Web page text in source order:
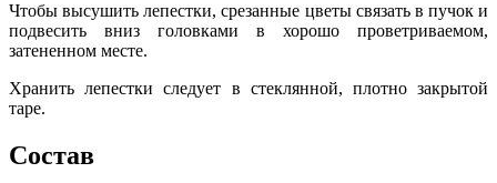
Чтобы высушить лепестки, срезанные цветы связать в пучок и
подвесить вниз головками в хорошо проветриваемом,
затененном месте.
Хранить лепестки следует в стеклянной, плотно закрытой
таре.
Состав